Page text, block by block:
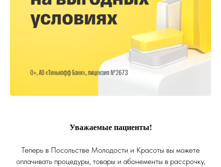
Уважаемые пациенты!
Теперь в Посольстве Молодости и Красоты вы можете
оплачивать процедуры, товары и абонементы в рассрочку,